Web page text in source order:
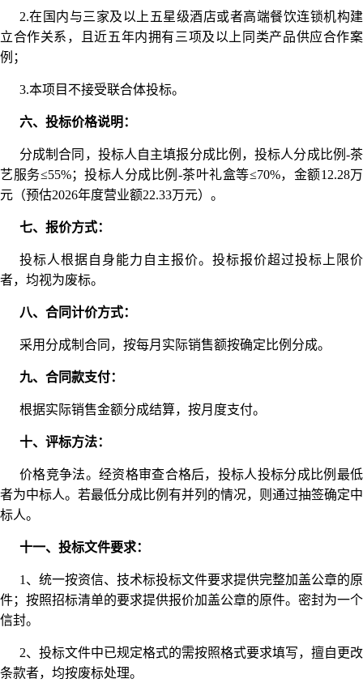
2.在国内与三家及以上五星级酒店或者高端餐饮连锁机构建
立合作关系，且近五年内拥有三项及以上同类产品供应合作案
例；
3.本项目不接受联合体投标。
六、投标价格说明：
分成制合同，投标人自主填报分成比例，投标人分成比例-茶
艺服务≤55%；投标人分成比例-茶叶礼盒等≤70%，金额12.28万
元（预估2026年度营业额22.33万元）。
七、报价方式：
投标人根据自身能力自主报价。投标报价超过投标上限价
者，均视为废标。
八、合同计价方式：
采用分成制合同，按每月实际销售额按确定比例分成。
九、合同款支付：
根据实际销售金额分成结算，按月度支付。
十、评标方法：
价格竞争法。经资格审查合格后，投标人投标分成比例最低
者为中标人。若最低分成比例有并列的情况，则通过抽签确定中
标人。
十一、投标文件要求：
1、统一按资信、技术标投标文件要求提供完整加盖公章的原
件；按照招标清单的要求提供报价加盖公章的原件。密封为一个
信封。
2、投标文件中已规定格式的需按照格式要求填写，擅自更改
条款者，均按废标处理。